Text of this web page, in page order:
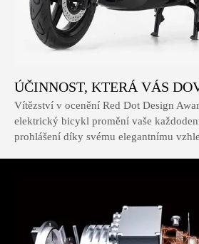
ÚČINNOST, KTERÁ VÁS
Vítězství v ocenění Red Dot Design
elektrický bicykl promění vaše
prohlášení díky svému elegantnímu